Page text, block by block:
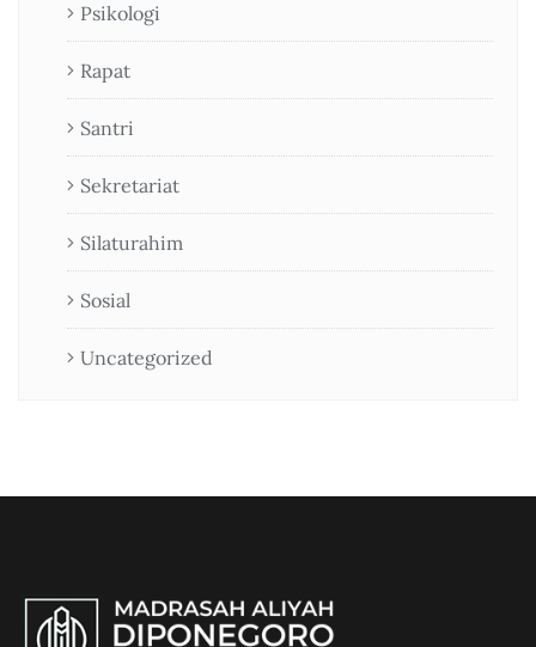
Psikologi
Rapat
Santri
Sekretariat
Silaturahim
Sosial
Uncategorized